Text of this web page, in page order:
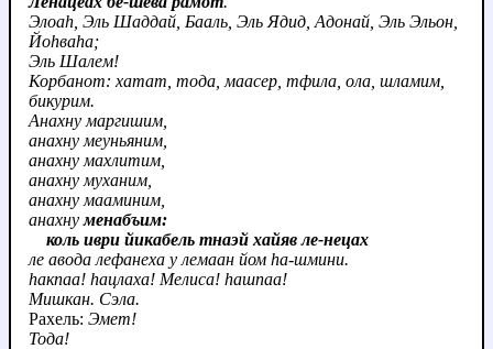
Элоаh, Эль Шаддай, Бааль, Эль Ядид, Адонай, Эль Эльон,
Йоhваhа;
Эль Шалем!
Корбанот: хатат, тода, маасер, тфила, ола, шламим,
бикурим.
Анахну маргишим,
анахну меуньяним,
анахну махлитим,
анахну муханим,
анахну мааминим,
анахнуменабъим:
коль иври йикабель тнаэй хайяв ле-нецах
ле авода лефанеха у лемаан йом hа-шмини.
hакпаа! hацлаха! Мелиса! hашпаа!
Мишкан. Сэла.
Рахель: Эмет!
Тода!